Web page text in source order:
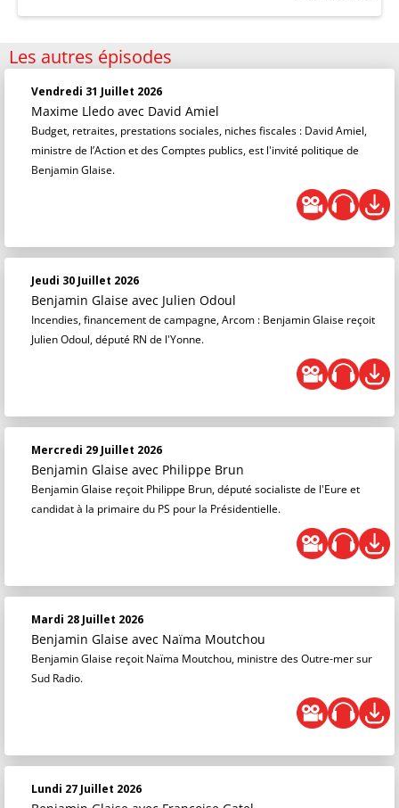
Les autres épisodes
Vendredi 31 Juillet 2026
Maxime Lledo avec David Amiel
Budget, retraites, prestations sociales, niches fiscales : David Amiel,
ministre de l’Action et des Comptes publics, est l'invité politique de
Benjamin Glaise.
Jeudi 30 Juillet 2026
Benjamin Glaise avec Julien Odoul
Incendies, financement de campagne, Arcom : Benjamin Glaise reçoit
Julien Odoul, député RN de l'Yonne.
Mercredi 29 Juillet 2026
Benjamin Glaise avec Philippe Brun
Benjamin Glaise reçoit Philippe Brun, député socialiste de l'Eure et
candidat à la primaire du PS pour la Présidentielle.
Mardi 28 Juillet 2026
Benjamin Glaise avec Naïma Moutchou
Benjamin Glaise reçoit Naïma Moutchou, ministre des Outre-mer sur
Sud Radio.
Lundi 27 Juillet 2026